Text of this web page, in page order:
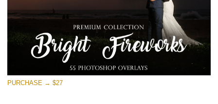
PURCHASE → $27